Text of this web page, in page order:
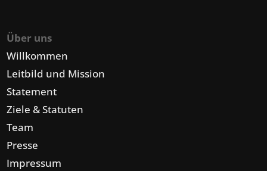
Über uns
Willkommen
Leitbild und Mission
Statement
Ziele & Statuten
Team
Presse
Impressum